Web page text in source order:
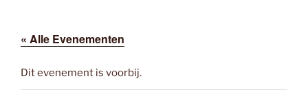
« Alle Evenementen
Dit evenement is voorbij.